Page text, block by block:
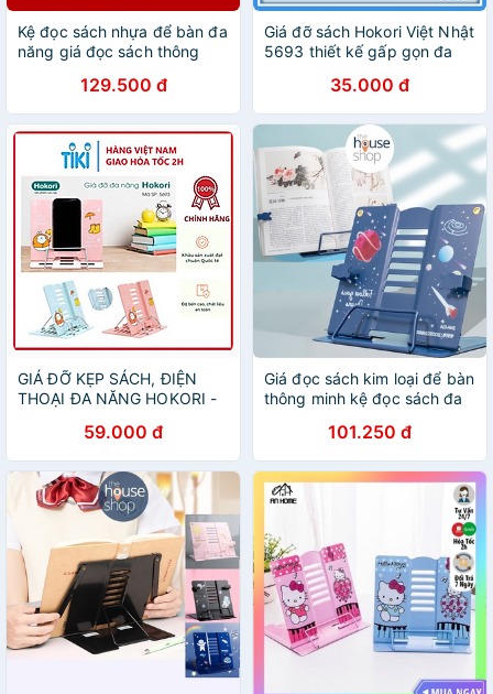
Kệ đọc sách nhựa để bàn đa
năng giá đọc sách thông
129.500 đ
Giá đỡ sách Hokori Việt Nhật
5693 thiết kế gấp gọn đa
ích điều chỉnh theo ý thích
01527
35.000 đ
GIÁ ĐỠ KẸP SÁCH, ĐIỆN
THOẠI ĐA NĂNG HOKORI -
59.000 đ
Giá đọc sách kim loại để bàn
thông minh kệ đọc sách đa
101.250 đ